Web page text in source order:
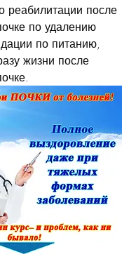
после
по удалению
по питанию,
жизни после